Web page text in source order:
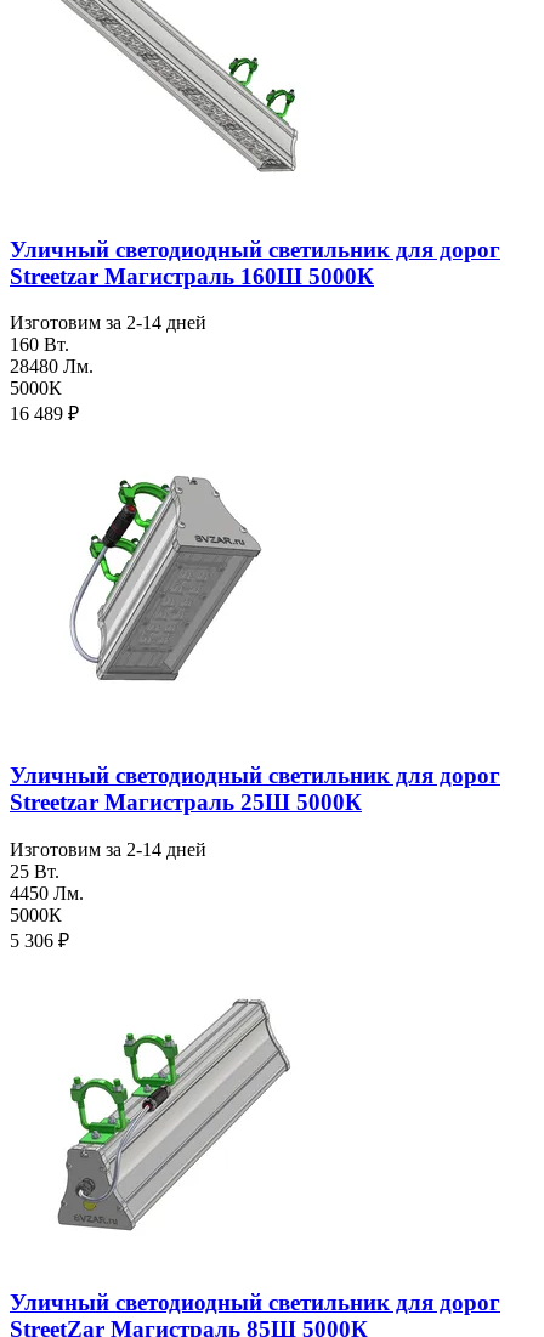
Уличный светодиодный светильник для дорог
Streetzar Магистраль 160Ш 5000К
Изготовим за 2-14 дней
160 Вт.
28480 Лм.
5000К
16 489 ₽
Уличный светодиодный светильник для дорог
Streetzar Магистраль 25Ш 5000К
Изготовим за 2-14 дней
25 Вт.
4450 Лм.
5000К
5 306 ₽
Уличный светодиодный светильник для дорог
StreetZar Магистраль 85Ш 5000К